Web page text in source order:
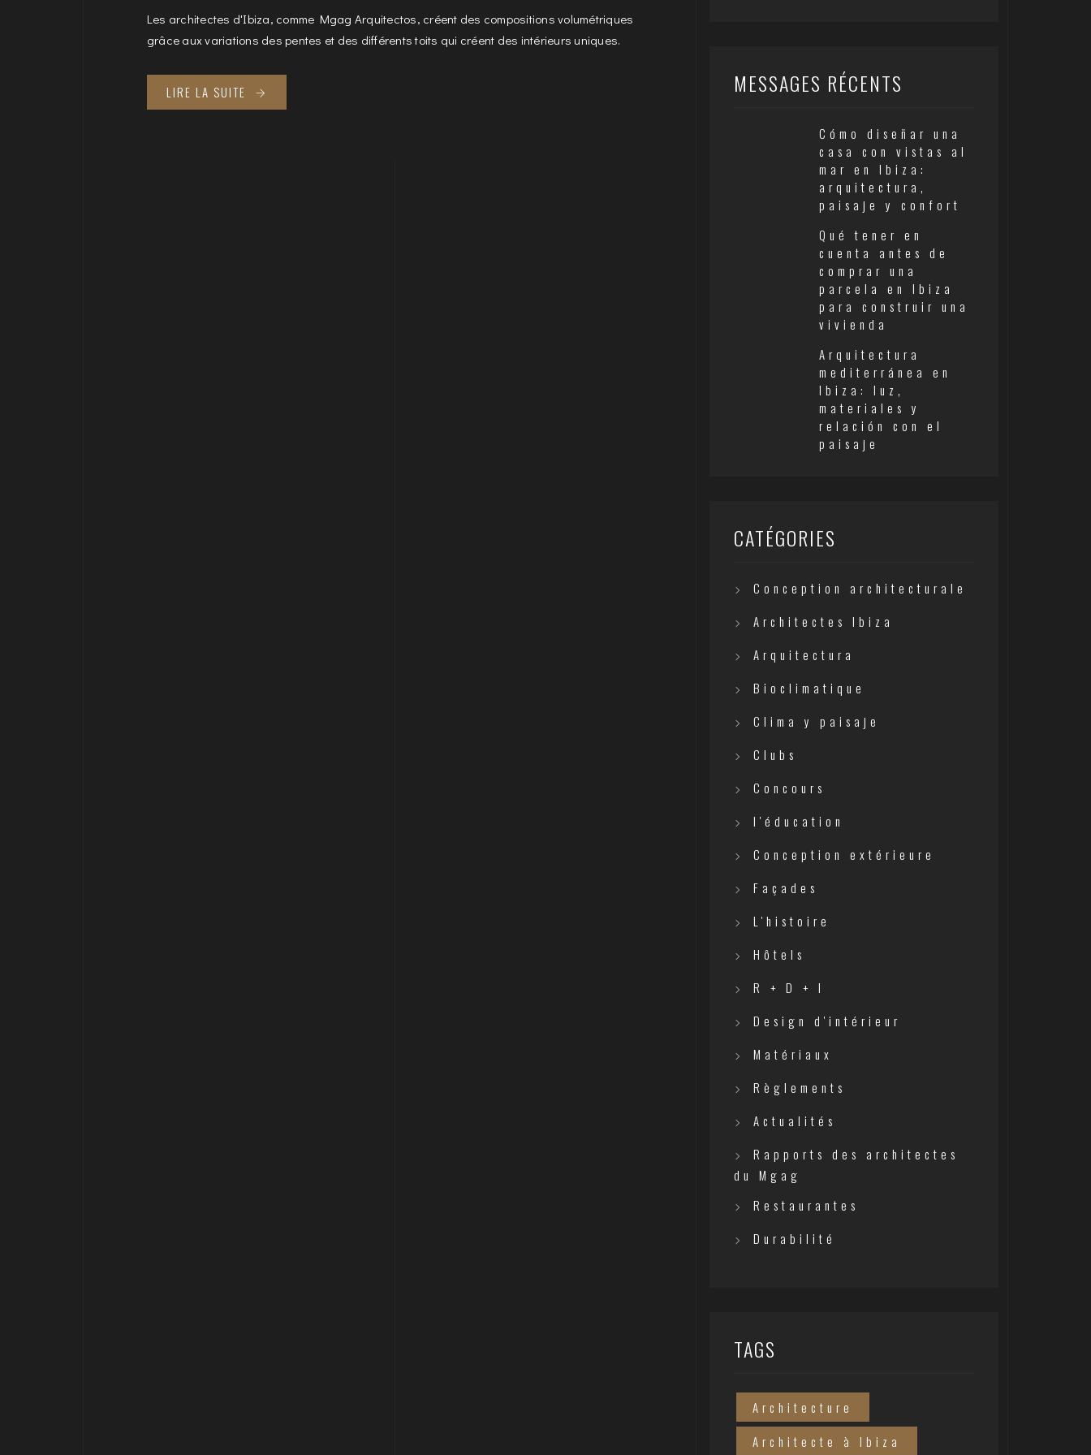
Les architectes d'Ibiza, comme Mgag Arquitectos, créent des compositions volumétriques
grâce aux variations des pentes et des différents toits qui créent des intérieurs uniques.
LIRE LA SUITE MESSAGES RÉCENTS
Cómo diseñar una
casa con vistas al
mar en Ibiza:
arquitectura,
paisaje y confort
Qué tener en
cuenta antes de
comprar una
parcela en Ibiza
para construir una
vivienda
Arquitectura
mediterránea en
Ibiza: luz,
materiales y
relación con el
paisaje
CATÉGORIES
Conception architecturale
Architectes Ibiza
Arquitectura
Bioclimatique
Clima y paisaje
Clubs
Concours
l'éducation
Conception extérieure
Façades
L'histoire
Hôtels
R + D + I
Design d'intérieur
Matériaux
Règlements
Actualités
Rapports des architectes
du Mgag
Restaurantes
Durabilité
TAGS
Architecture
Architecte à Ibiza